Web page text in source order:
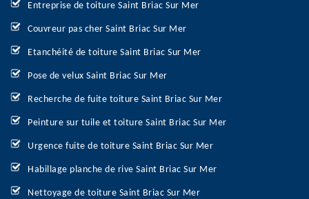
Entreprise de toiture Saint Briac Sur Mer
Couvreur pas cher Saint Briac Sur Mer
Etanchéité de toiture Saint Briac Sur Mer
Pose de velux Saint Briac Sur Mer
Recherche de fuite toiture Saint Briac Sur Mer
Peinture sur tuile et toiture Saint Briac Sur Mer
Urgence fuite de toiture Saint Briac Sur Mer
Habillage planche de rive Saint Briac Sur Mer
Nettoyage de toiture Saint Briac Sur Mer